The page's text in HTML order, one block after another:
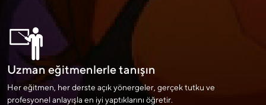
Uzman eğitmenlerle tanışın
Her eğitmen, her derste açık yönergeler, gerçek tutku ve
profesyonel anlayışla en iyi yaptıklarını öğretir.